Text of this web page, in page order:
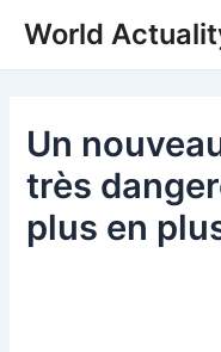
World
Un
très
plus en